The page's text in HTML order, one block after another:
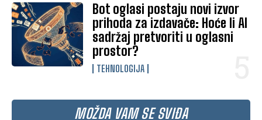
Bot oglasi postaju novi izvor
prihoda za izdavače: Hoće li AI
sadržaj pretvoriti u oglasni
prostor?
TEHNOLOGIJA
MOŽDA VAM SE SVIĐA